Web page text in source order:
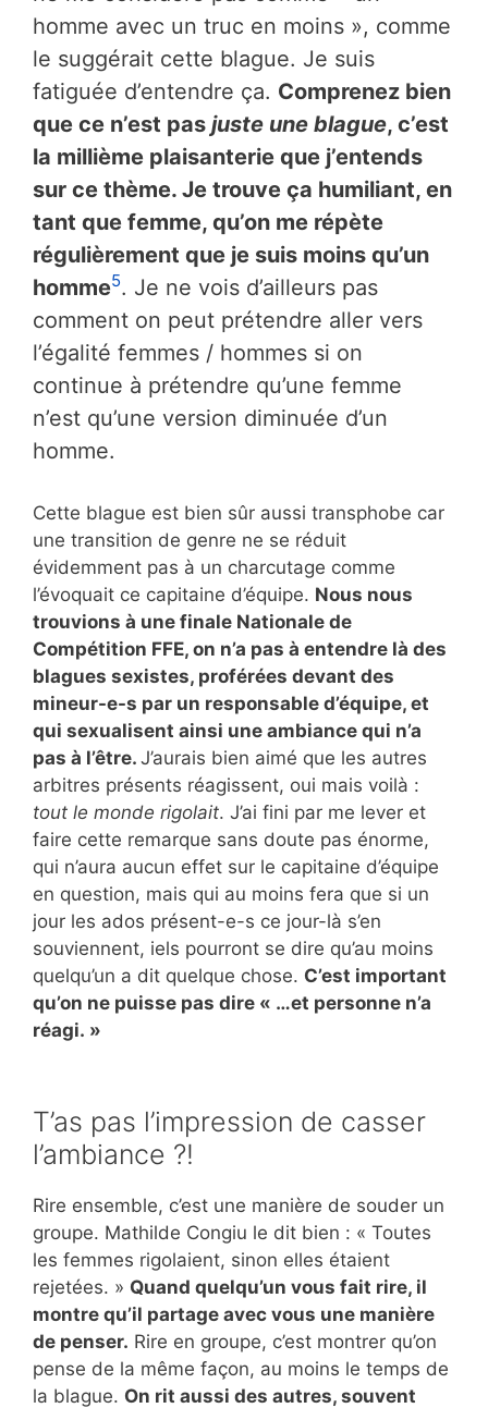
homme avec un truc en moins », comme
le suggérait cette blague. Je suis
fatiguée d’entendre ça. Comprenez bien
que ce n’est pas juste une blague, c’est
la millième plaisanterie que j’entends
sur ce thème. Je trouve ça humiliant, en
tant que femme, qu’on me répète
régulièrement que je suis moins qu’un
homme5. Je ne vois d’ailleurs pas
comment on peut prétendre aller vers
l’égalité femmes / hommes si on
continue à prétendre qu’une femme
n’est qu’une version diminuée d’un
homme.
Cette blague est bien sûr aussi transphobe car
une transition de genre ne se réduit
évidemment pas à un charcutage comme
l’évoquait ce capitaine d’équipe. Nous nous
trouvions à une finale Nationale de
Compétition FFE, on n’a pas à entendre là des
blagues sexistes, proférées devant des
mineur-e-s par un responsable d’équipe, et
qui sexualisent ainsi une ambiance qui n’a
pas à l’être. J’aurais bien aimé que les autres
arbitres présents réagissent, oui mais voilà :
tout le monde rigolait. J’ai fini par me lever et
faire cette remarque sans doute pas énorme,
qui n’aura aucun effet sur le capitaine d’équipe
en question, mais qui au moins fera que si un
jour les ados présent-e-s ce jour-là s’en
souviennent, iels pourront se dire qu’au moins
quelqu’un a dit quelque chose. C’est important
qu’on ne puisse pas dire « …et personne n’a
réagi. »
T’as pas l’impression de casser
l’ambiance ?!
Rire ensemble, c’est une manière de souder un
groupe. Mathilde Congiu le dit bien : « Toutes
les femmes rigolaient, sinon elles étaient
rejetées. » Quand quelqu’un vous fait rire, il
montre qu’il partage avec vous une manière
de penser. Rire en groupe, c’est montrer qu’on
pense de la même façon, au moins le temps de
la blague. On rit aussi des autres, souvent